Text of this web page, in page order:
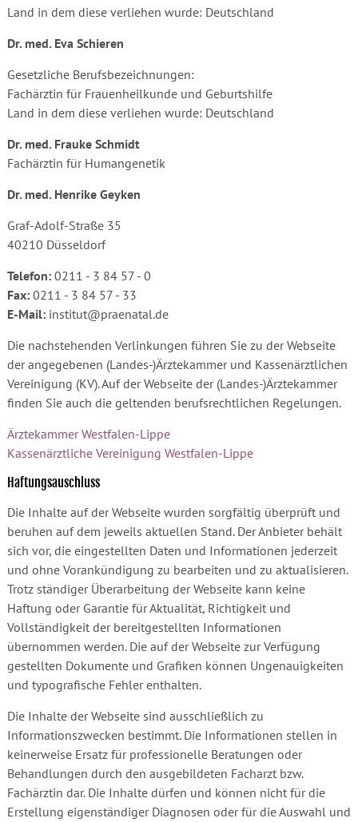
Land in dem diese verliehen wurde: Deutschland
Dr. med. Eva Schieren
Gesetzliche Berufsbezeichnungen:
Fachärztin für Frauenheilkunde und Geburtshilfe
Land in dem diese verliehen wurde: Deutschland
Dr. med. Frauke Schmidt
Fachärztin für Humangenetik
Dr. med. Henrike Geyken
Graf-Adolf-Straße 35
40210 Düsseldorf
Telefon:0211 - 3 84 57 - 0
Fax:0211 - 3 84 57 - 33
E-Mail:institut@praenatal.de
Die nachstehenden Verlinkungen führen Sie zu der Webseite
der angegebenen (Landes-)Ärztekammer und Kassenärztlichen
Vereinigung (KV). Auf der Webseite der (Landes-)Ärztekammer
finden Sie auch die geltenden berufsrechtlichen Regelungen.
Ärztekammer Westfalen-Lippe
Kassenärztliche Vereinigung Westfalen-Lippe
Haftungsauschluss
Die Inhalte auf der Webseite wurden sorgfältig überprüft und
beruhen auf dem jeweils aktuellen Stand. Der Anbieter behält
sich vor, die eingestellten Daten und Informationen jederzeit
und ohne Vorankündigung zu bearbeiten und zu aktualisieren.
Trotz ständiger Überarbeitung der Webseite kann keine
Haftung oder Garantie für Aktualität, Richtigkeit und
Vollständigkeit der bereitgestellten Informationen
übernommen werden. Die auf der Webseite zur Verfügung
gestellten Dokumente und Grafiken können Ungenauigkeiten
und typografische Fehler enthalten.
Die Inhalte der Webseite sind ausschließlich zu
Informationszwecken bestimmt. Die Informationen stellen in
keinerweise Ersatz für professionelle Beratungen oder
Behandlungen durch den ausgebildeten Facharzt bzw.
Fachärztin dar. Die Inhalte dürfen und können nicht für die
Erstellung eigenständiger Diagnosen oder für die Auswahl und